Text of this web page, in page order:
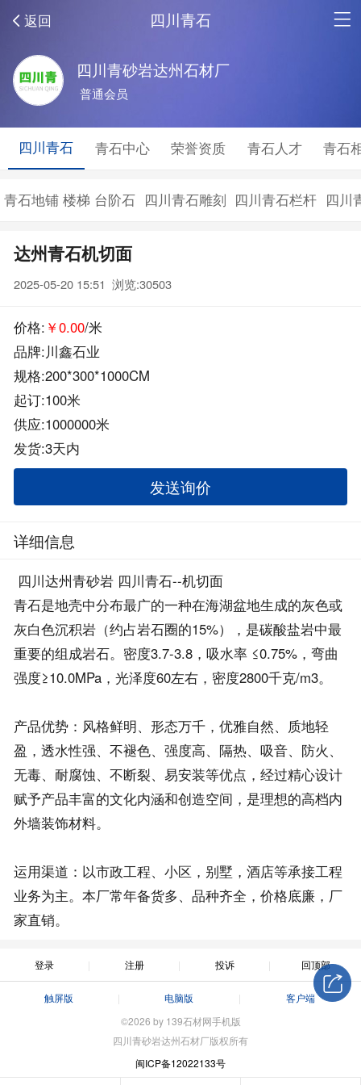
返回 四川青石
四川青砂岩达州石材厂
普通会员
四川青石 青石中心 荣誉资质 青石人才 青石
青石地铺 楼梯 台阶石 四川青石雕刻 四川青石栏杆 四川
达州青石机切面
2025-05-20 15:51 浏览:30503
价格: ￥0.00/米
品牌:川鑫石业
规格:200*300*1000CM
起订:100米
供应:1000000米
发货:3天内
发送询价
详细信息
四川达州青砂岩 四川青石--机切面
青石是地壳中分布最广的一种在海湖盆地生成的灰色或
灰白色沉积岩（约占岩石圈的15%），是碳酸盐岩中最
重要的组成岩石。密度3.7-3.8，吸水率 ≤0.75%，弯曲
强度≥10.0MPa，光泽度60左右，密度2800千克/m3。
产品优势：风格鲜明、形态万千，优雅自然、质地轻
盈，透水性强、不褪色、强度高、隔热、吸音、防火、
无毒、耐腐蚀、不断裂、易安装等优点，经过精心设计
赋予产品丰富的文化内涵和创造空间，是理想的高档内
外墙装饰材料。
运用渠道：以市政工程、小区，别墅，酒店等承接工程
业务为主。本厂常年备货多、品种齐全，价格底廉，厂
家直销。
登录 注册 投诉 回顶部
触屏版 电脑版
客户端
©2026 by 139石材网手机版
四川青砂岩达州石材厂版权所有
闽ICP备12022133号